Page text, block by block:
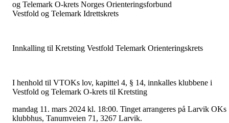
og Telemark O-krets Norges Orienteringsforbund
Vestfold og Telemark Idrettskrets
Innkalling til Kretsting Vestfold Telemark Orienteringskrets
I henhold til VTOKs lov, kapittel 4, § 14, innkalles klubbene i
Vestfold og Telemark O-krets til Kretsting
mandag 11. mars 2024 kl. 18:00. Tinget arrangeres på Larvik OKs
klubbhus, Tanumveien 71, 3267 Larvik.